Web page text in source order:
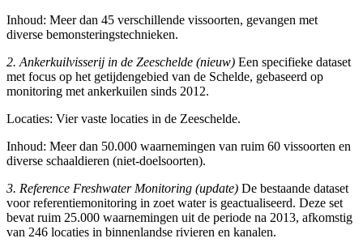
Inhoud: Meer dan 45 verschillende vissoorten, gevangen met
diverse bemonsteringstechnieken.
2. Ankerkuilvisserij in de Zeeschelde (nieuw) Een specifieke dataset
met focus op het getijdengebied van de Schelde, gebaseerd op
monitoring met ankerkuilen sinds 2012.
Locaties: Vier vaste locaties in de Zeeschelde.
Inhoud: Meer dan 50.000 waarnemingen van ruim 60 vissoorten en
diverse schaaldieren (niet-doelsoorten).
3. Reference Freshwater Monitoring (update) De bestaande dataset
voor referentiemonitoring in zoet water is geactualiseerd. Deze set
bevat ruim 25.000 waarnemingen uit de periode na 2013, afkomstig
van 246 locaties in binnenlandse rivieren en kanalen.